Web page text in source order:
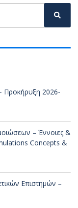
Προκήρυξη 2026-
– Έννοιες &
Concepts &
Επιστημών –